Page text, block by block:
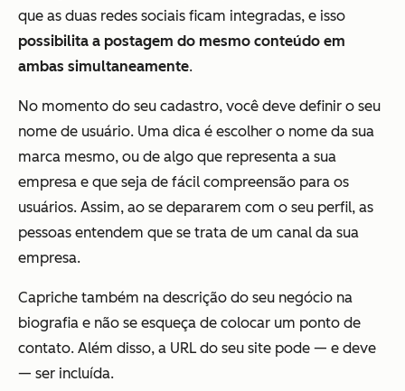
que as duas redes sociais ficam integradas, e isso
possibilita a postagem do mesmo conteúdo em
ambas simultaneamente.
No momento do seu cadastro, você deve definir o seu
nome de usuário. Uma dica é escolher o nome da sua
marca mesmo, ou de algo que representa a sua
empresa e que seja de fácil compreensão para os
usuários. Assim, ao se depararem com o seu perfil, as
pessoas entendem que se trata de um canal da sua
empresa.
Capriche também na descrição do seu negócio na
biografia e não se esqueça de colocar um ponto de
contato. Além disso, a URL do seu site pode — e deve
— ser incluída.